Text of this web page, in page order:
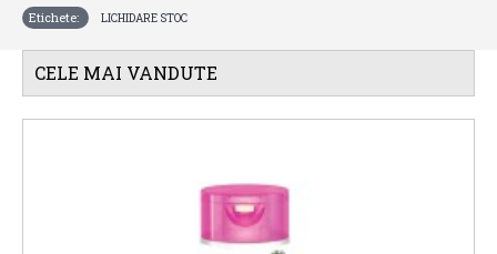
Etichete: LICHIDARE STOC
CELE MAI VANDUTE